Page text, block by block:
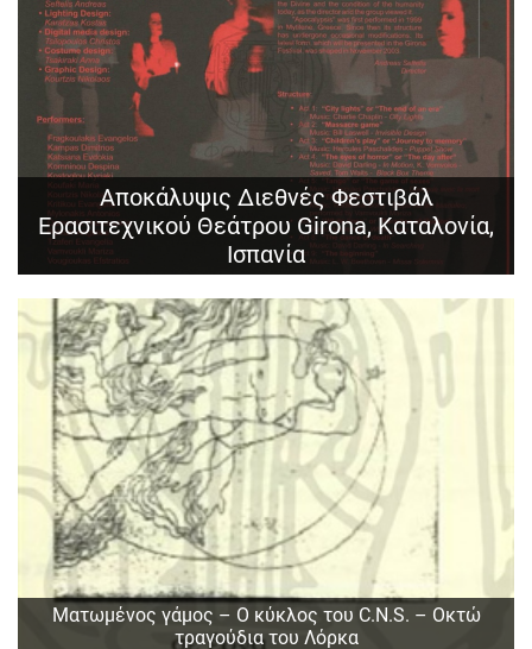
Αποκάλυψις Διεθνές Φεστιβάλ
Ερασιτεχνικού Θεάτρου Girona, Καταλονία,
Ισπανία
Ματωμένος γάμος – Ο κύκλος του C.N.S. – Οκτώ
τραγούδια του Λόρκα